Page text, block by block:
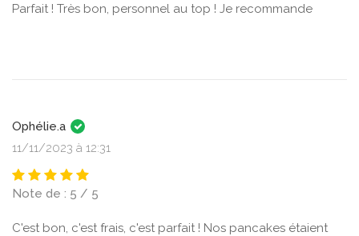
Parfait ! Très bon, personnel au top ! Je recommande
Ophélie.a
11/11/2023 à 12:31
Note de : 5 / 5
C'est bon, c'est frais, c'est parfait ! Nos pancakes étaient